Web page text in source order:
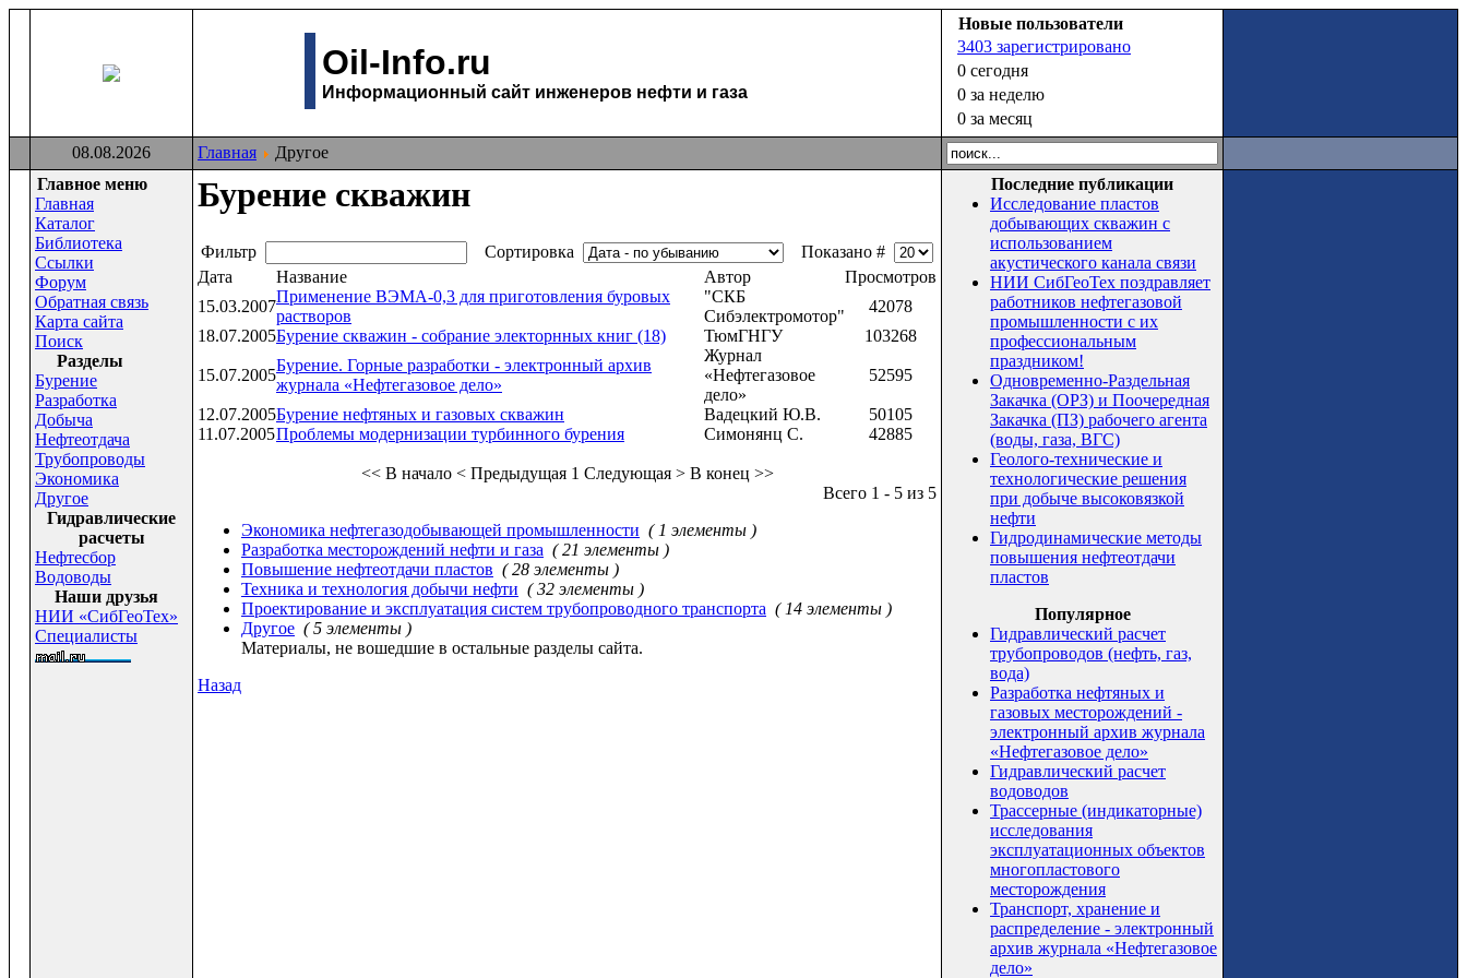
Oil-Info.ru
Информационный сайт инженеров нефти и газа
Новые пользователи
3403 зарегистрировано
0 сегодня
0 за неделю
0 за месяц
08.08.2026
Главная
Другое
Главное меню
Главная
Каталог
Библиотека
Ссылки
Форум
Обратная связь
Карта сайта
Поиск
Раздeлы
Бурение
Разработка
Добыча
Нефтеотдача
Трубопроводы
Экономика
Другое
Гидравлические
расчеты
Нефтесбор
Водоводы
Наши друзья
НИИ «СибГеоТех»
Специалисты
Бурение скважин
Фильтр Сортировка
Показано #
Дата
Название Автор
Просмотров
15.03.2007
Применение ВЭМА-0,3 для приготовления буровых
растворов
"СКБ
Сибэлектромотор"
42078
18.07.2005Бурение скважин - собрание электорнных книг (18) ТюмГНГУ 103268
15.07.2005
Бурение. Горные разработки - электронный архив
журнала «Нефтегазовое дело»
Журнал
«Нефтегазовое
дело»
52595
12.07.2005Бурение нефтяных и газовых скважин Вадецкий Ю.В.
50105
11.07.2005Проблемы модернизации турбинного бурения Симонянц С. 42885
<< В начало < Предыдущая 1 Следующая > В конец >>
Всего 1 - 5 из 5
Экономика нефтегазодобывающей промышленности ( 1 элементы )
Разработка месторождений нефти и газа ( 21 элементы )
Повышение нефтеотдачи пластов ( 28 элементы )
Техника и технология добычи нефти ( 32 элементы )
Проектирование и эксплуатация систем трубопроводного транспорта ( 14 элементы )
Другое ( 5 элементы )
Материалы, не вошедшие в остальные разделы сайта.
Назад
Последние публикации
Исследование пластов
добывающих скважин с
использованием
акустического канала связи
НИИ СибГеоТех поздравляет
работников нефтегазовой
промышленности с их
профессиональным
праздником!
Одновременно-Раздельная
Закачка (ОРЗ) и Поочередная
Закачка (ПЗ) рабочего агента
(воды, газа, ВГС)
Геолого-технические и
технологические решения
при добыче высоковязкой
нефти
Гидродинамические методы
повышения нефтеотдачи
пластов
Популярное
Гидравлический расчет
трубопроводов (нефть, газ,
вода)
Разработка нефтяных и
газовых месторождений -
электронный архив журнала
«Нефтегазовое дело»
Гидравлический расчет
водоводов
Трассерные (индикаторные)
исследования
эксплуатационных объектов
многопластового
месторождения
Транспорт, хранение и
распределение - электронный
архив журнала «Нефтегазовое
дело»